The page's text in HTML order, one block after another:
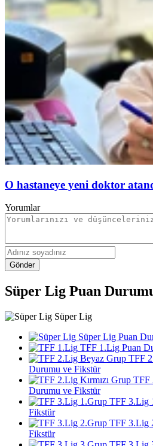
O hastaneye yeni doktor
Yorumlar
Gönder
Süper Lig Puan
Süper Lig
Süper Lig Puan
TFF 1.Lig Puan
TFF
Durumu ve Fikstür
TFF
Durumu ve Fikstür
TFF 3.Lig
Fikstür
TFF 3.Lig
Fikstür